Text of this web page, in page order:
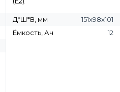
Д*Ш*В, мм
151x98x101
Ёмкость, Ач
12